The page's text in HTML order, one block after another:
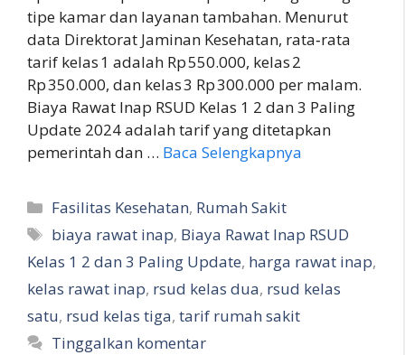
tipe kamar dan layanan tambahan. Menurut
data Direktorat Jaminan Kesehatan, rata‑rata
tarif kelas 1 adalah Rp 550.000, kelas 2
Rp 350.000, dan kelas 3 Rp 300.000 per malam.
Biaya Rawat Inap RSUD Kelas 1 2 dan 3 Paling
Update 2024 adalah tarif yang ditetapkan
pemerintah dan … Baca Selengkapnya
Kategori
Fasilitas Kesehatan, Rumah Sakit
Tag
biaya rawat inap, Biaya Rawat Inap RSUD
Kelas 1 2 dan 3 Paling Update, harga rawat inap,
kelas rawat inap, rsud kelas dua, rsud kelas
satu, rsud kelas tiga, tarif rumah sakit
Tinggalkan komentar